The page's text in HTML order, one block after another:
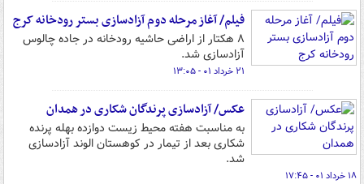
فیلم/ آغاز مرحله دوم آزادسازی بستر رودخانه کرج
۸ هکتار از اراضی حاشیه رودخانه در جاده چالوس
آزادسازی شد.
۲۱ خرداد ۰۱ - ۱۳:۰۵
عکس/ آزادسازی پرندگان شکاری در همدان
به مناسبت هفته محیط زیست دوازده بهله پرنده
شکاری بعد از تیمار در کوهستان الوند آزادسازی
شد.
۱۸ خرداد ۰۱ - ۱۷:۴۵